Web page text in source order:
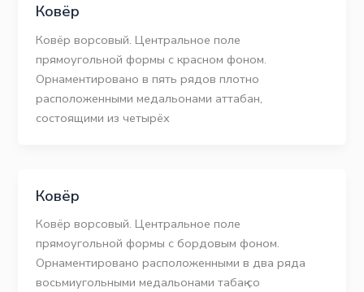
Ковёр
Ковёр ворсовый. Центральное поле
прямоугольной формы с красном фоном.
Орнаментировано в пять рядов плотно
расположенными медальонами аттабан,
состоящими из четырёх
Ковёр
Ковёр ворсовый. Центральное поле
прямоугольной формы с бордовым фоном.
Орнаментировано расположенными в два ряда
восьмиугольными медальонами табақ со